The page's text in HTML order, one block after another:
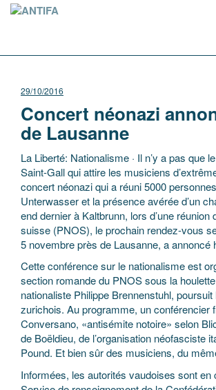
29/10/2016
Concert néonazi
de Lausanne
La Liberté: Nationalisme · Il n’y a pas que
Saint-Gall qui attire les musiciens
concert néonazi qui a réuni 5000
Unterwasser et la présence avérée d’un
end dernier à Kaltbrunn, lors d’une réunion
suisse (PNOS), le prochain rendez-vous
5 novembre près de Lausanne, a annoncé
Cette conférence sur le nationalisme est
section romande du PNOS sous la
nationaliste Philippe Brennenstuhl, poursuit
zurichois. Au programme, un conférencier
Conversano, «antisémite notoire» selon
de Boëldieu, de l’organisation néofasciste
Pound. Et bien sûr des musiciens, du
Informées, les autorités vaudoises sont en